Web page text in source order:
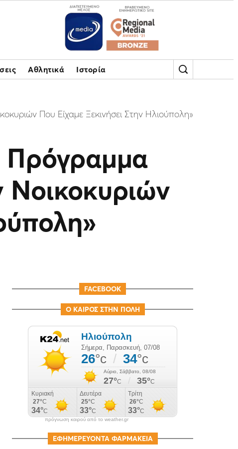
Αθλητικά Ιστορία
Που Είχαμε Ξεκινήσει Στην Ηλιούπολη»
Πρόγραμμα
FACEBOOK
Ο ΚΑΙΡΟΣ ΣΤΗΝ ΠΟΛΗ
πρόγνωση καιρού από το weather.gr
ΕΦΗΜΕΡΕΥΟΝΤΑ ΦΑΡΜΑΚΕΙΑ